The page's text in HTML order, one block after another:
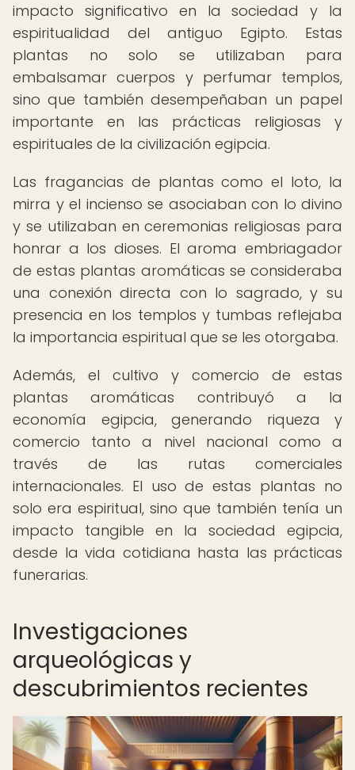
impacto significativo en la sociedad y la
espiritualidad del antiguo Egipto. Estas
plantas no solo se utilizaban para
embalsamar cuerpos y perfumar templos,
sino que también desempeñaban un papel
importante en las prácticas religiosas y
espirituales de la civilización egipcia.
Las fragancias de plantas como el loto, la
mirra y el incienso se asociaban con lo divino
y se utilizaban en ceremonias religiosas para
honrar a los dioses. El aroma embriagador
de estas plantas aromáticas se consideraba
una conexión directa con lo sagrado, y su
presencia en los templos y tumbas reflejaba
la importancia espiritual que se les otorgaba.
Además, el cultivo y comercio de estas
plantas aromáticas contribuyó a la
economía egipcia, generando riqueza y
comercio tanto a nivel nacional como a
través de las rutas comerciales
internacionales. El uso de estas plantas no
solo era espiritual, sino que también tenía un
impacto tangible en la sociedad egipcia,
desde la vida cotidiana hasta las prácticas
funerarias.
Investigaciones
arqueológicas y
descubrimientos recientes